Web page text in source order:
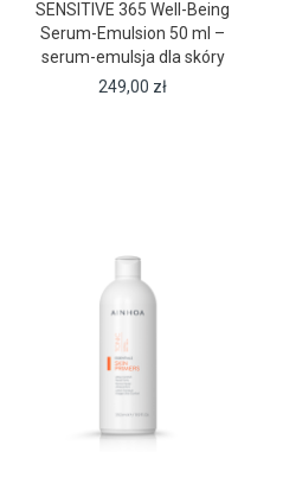
SENSITIVE 365 Well-Being
Serum-Emulsion 50 ml –
serum-emulsja dla skóry
wrażliwej
249,00 zł